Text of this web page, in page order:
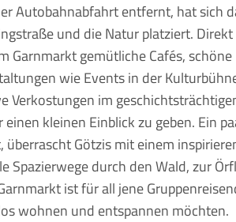
Autobahnabfahrt entfernt, hat sich
und die Natur platziert.
Garnmarkt gemütliche Cafés,
wie Events in der
Verkostungen im
einen kleinen Einblick zu geben. Ein
Götzis mit einem
Spazierwege durch den Wald, zur
ist für all jene
wohnen und entspannen möchten.